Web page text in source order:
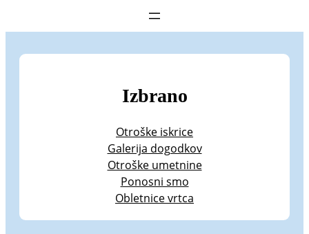
Izbrano
Otroške iskrice
Galerija dogodkov
Otroške umetnine
Ponosni smo
Obletnice vrtca